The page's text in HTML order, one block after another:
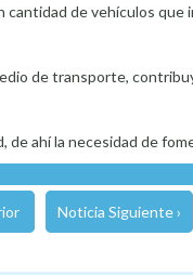
de vehículos
de transporte,
de ahí la necesidad de
Noticia Siguiente ›